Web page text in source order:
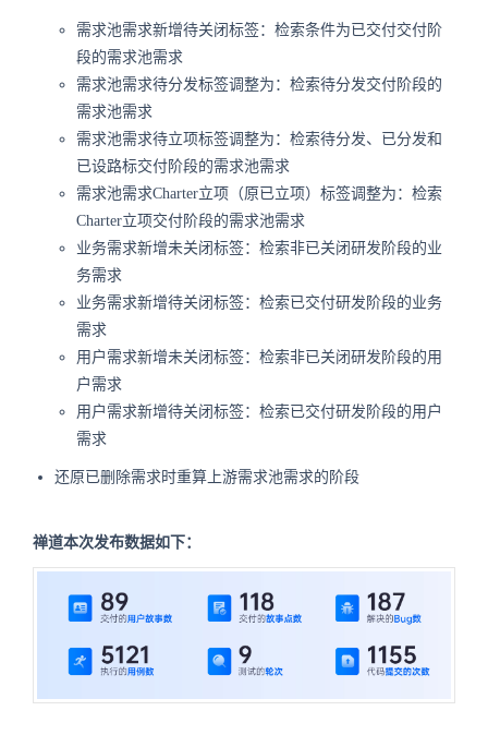
需求池需求新增待关闭标签：检索条件为已交付交付阶
段的需求池需求
需求池需求待分发标签调整为：检索待分发交付阶段的
需求池需求
需求池需求待立项标签调整为：检索待分发、已分发和
已设路标交付阶段的需求池需求
需求池需求Charter立项（原已立项）标签调整为：检索
Charter立项交付阶段的需求池需求
业务需求新增未关闭标签：检索非已关闭研发阶段的业
务需求
业务需求新增待关闭标签：检索已交付研发阶段的业务
需求
用户需求新增未关闭标签：检索非已关闭研发阶段的用
户需求
用户需求新增待关闭标签：检索已交付研发阶段的用户
需求
还原已删除需求时重算上游需求池需求的阶段
禅道本次发布数据如下：